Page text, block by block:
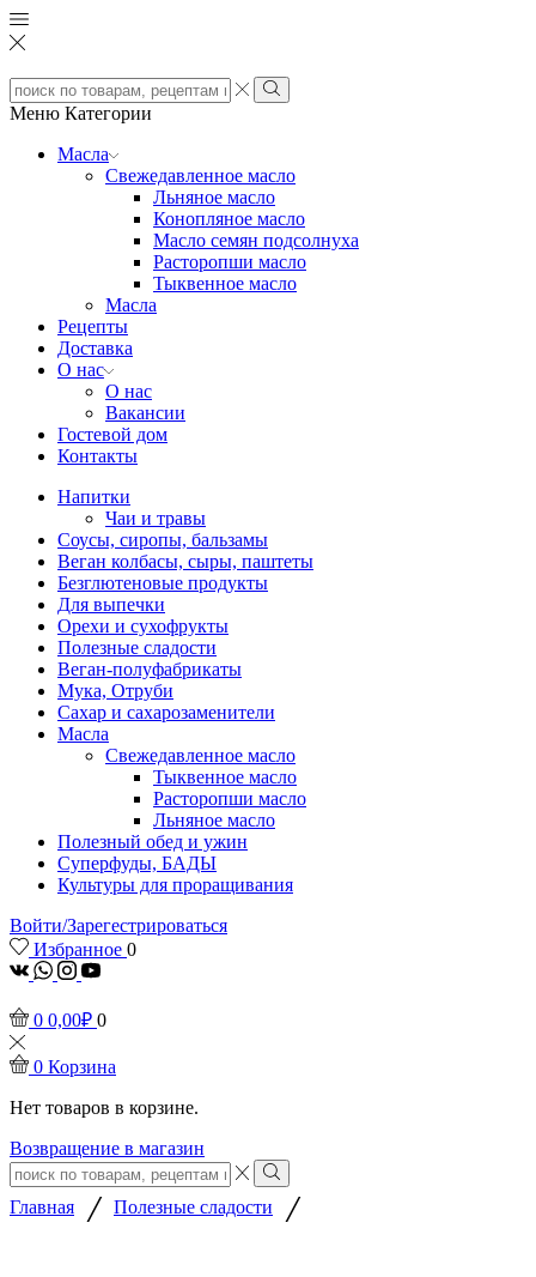
Search
input
Search
Меню Категории
Масла
Свежедавленное масло
Льняное масло
Конопляное масло
Масло семян подсолнуха
Расторопши масло
Тыквенное масло
Масла
Рецепты
Доставка
О нас
О нас
Вакансии
Гостевой дом
Контакты
Напитки
Чаи и травы
Соусы, сиропы, бальзамы
Веган колбасы, сыры, паштеты
Безглютеновые продукты
Для выпечки
Орехи и сухофрукты
Полезные сладости
Веган-полуфабрикаты
Мука, Отруби
Сахар и сахарозаменители
Масла
Свежедавленное масло
Тыквенное масло
Расторопши масло
Льняное масло
Полезный обед и ужин
Суперфуды, БАДЫ
Культуры для проращивания
Войти/Зарегестрироваться
Избранное 0
vk Whatsapp
Instagram
Youtube
0 0,00₽ 0
0 Корзина
Нет товаров в корзине.
Возвращение в магазин
Search
input
Search
Главная / Полезные сладости /